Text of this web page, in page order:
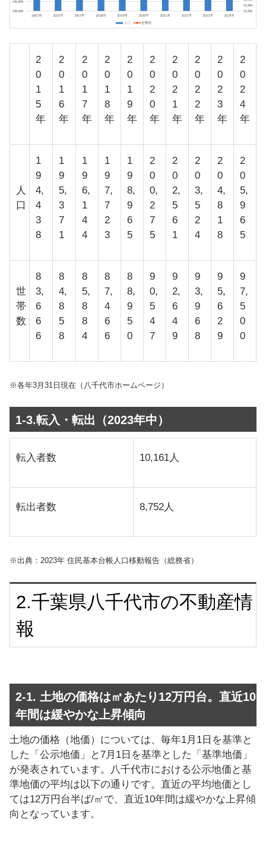
2
0
1
5
年
2
0
1
6
年
2
0
1
7
年
2
0
1
8
年
2
0
1
9
年
2
0
2
0
年
2
0
2
1
年
2
0
2
2
年
2
0
2
3
年
2
0
2
4
年
人
口
1
9
4,
4
3
8
1
9
5,
3
7
1
1
9
6,
1
4
4
1
9
7,
7
2
3
1
9
8,
9
6
5
2
0
0,
2
7
5
2
0
2,
5
6
1
2
0
3,
5
2
4
2
0
4,
8
1
8
2
0
5,
9
6
5
世
帯
数
8
3,
6
6
6
8
4,
8
5
8
8
5,
8
8
4
8
7,
4
6
6
8
8,
9
5
0
9
0,
5
4
7
9
2,
6
4
9
9
3,
9
6
8
9
5,
6
2
9
9
7,
5
0
0
※各年3月31日現在（八千代市ホームページ）
1-3.転入・転出（2023年中）
転入者数 10,161人
転出者数 8,752人
※出典：2023年 住民基本台帳人口移動報告（総務省）
2.千葉県八千代市の不動産情
報
2-1. 土地の価格は㎡あたり12万円台。直近10
年間は緩やかな上昇傾向
土地の価格（地価）については、毎年1月1日を基準と
した「公示地価」と7月1日を基準とした「基準地価」
が発表されています。八千代市における公示地価と基
準地価の平均は以下の通りです。直近の平均地価とし
ては12万円台半ば/㎡で、直近10年間は緩やかな上昇傾
向となっています。